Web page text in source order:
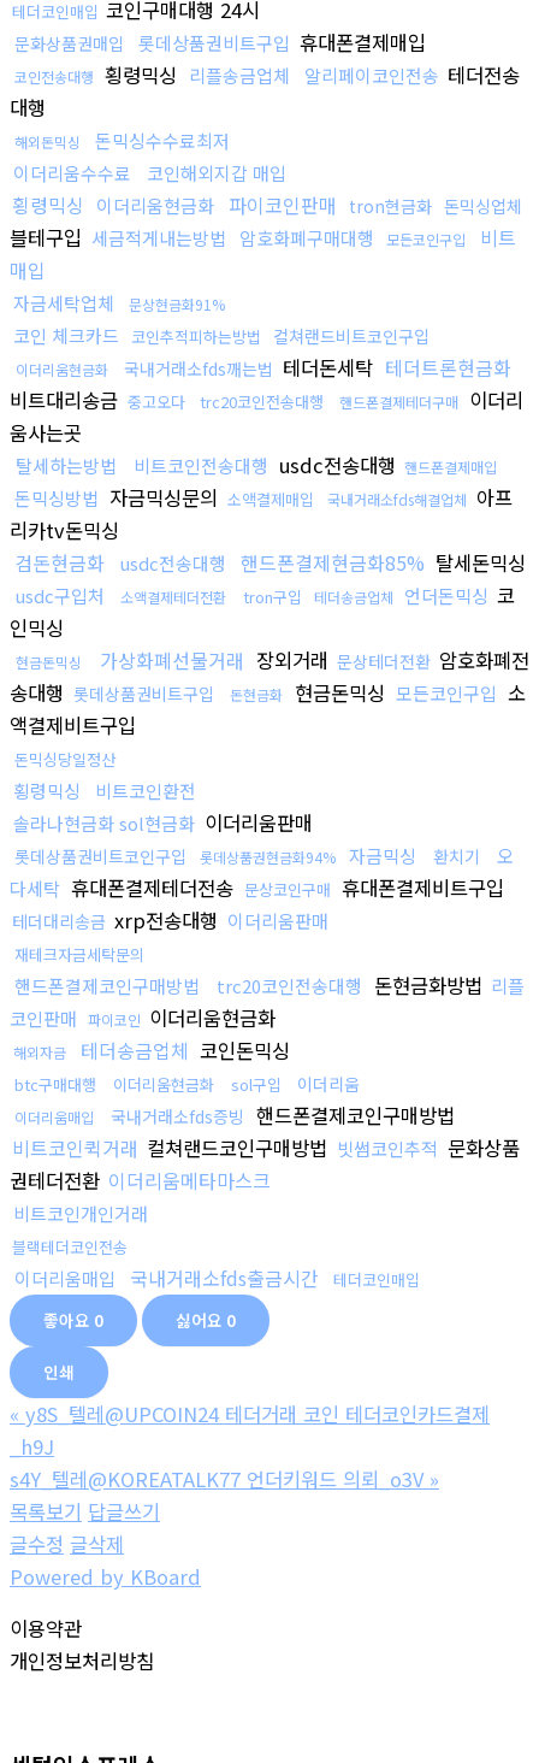
테더코인매입 코인구매대행 24시
문화상품권매입 롯데상품권비트구입 휴대폰결제매입
코인전송대행 횡령믹싱 리플송금업체 알리페이코인전송 테더전송
대행
해외돈믹싱
돈믹싱수수료최저
이더리움수수료
코인해외지갑 매입
횡령믹싱 이더리움현금화 파이코인판매 tron현금화 돈믹싱업체
블테구입 세금적게내는방법 암호화폐구매대행 모든코인구입
비트
매입
자금세탁업체 문상현금화91%
코인 체크카드 코인추적피하는방법 컬쳐랜드비트코인구입
이더리움현금화 국내거래소fds깨는법 테더돈세탁 테더트론현금화
비트대리송금 중고오다 trc20코인전송대행 핸드폰결제테더구매 이더리
움사는곳
탈세하는방법 비트코인전송대행 usdc전송대행 핸드폰결제매입
돈믹싱방법 자금믹싱문의 소액결제매입 국내거래소fds해결업체 아프
리카tv돈믹싱
검돈현금화
usdc전송대행 핸드폰결제현금화85% 탈세돈믹싱
usdc구입처 소액결제테더전환 tron구입 테더송금업체 언더돈믹싱 코
인믹싱
현금돈믹싱 가상화폐선물거래 장외거래 문상테더전환 암호화폐전
송대행 롯데상품권비트구입 돈현금화 현금돈믹싱 모든코인구입 소
액결제비트구입
돈믹싱당일정산
횡령믹싱
비트코인환전
솔라나현금화 sol현금화 이더리움판매
롯데상품권비트코인구입 롯데상품권현금화94% 자금믹싱 환치기
오
다세탁 휴대폰결제테더전송 문상코인구매 휴대폰결제비트구입
테더대리송금 xrp전송대행 이더리움판매
재테크자금세탁문의
핸드폰결제코인구매방법 trc20코인전송대행 돈현금화방법 리플
코인판매 파이코인 이더리움현금화
해외자금 테더송금업체 코인돈믹싱
btc구매대행 이더리움현금화 sol구입 이더리움
이더리움매입 국내거래소fds증빙 핸드폰결제코인구매방법
비트코인퀵거래 컬쳐랜드코인구매방법 빗썸코인추적 문화상품
권테더전환 이더리움메타마스크
비트코인개인거래
블랙테더코인전송
이더리움매입 국내거래소fds출금시간 테더코인매입
좋아요 0 싫어요 0
인쇄
« y8S_텔레@UPCOIN24 테더거래 코인 테더코인카드결제
_h9J
s4Y_텔레@KOREATALK77 언더키워드 의뢰_o3V »
목록보기 답글쓰기
글수정 글삭제
Powered by KBoard
이용약관
개인정보처리방침